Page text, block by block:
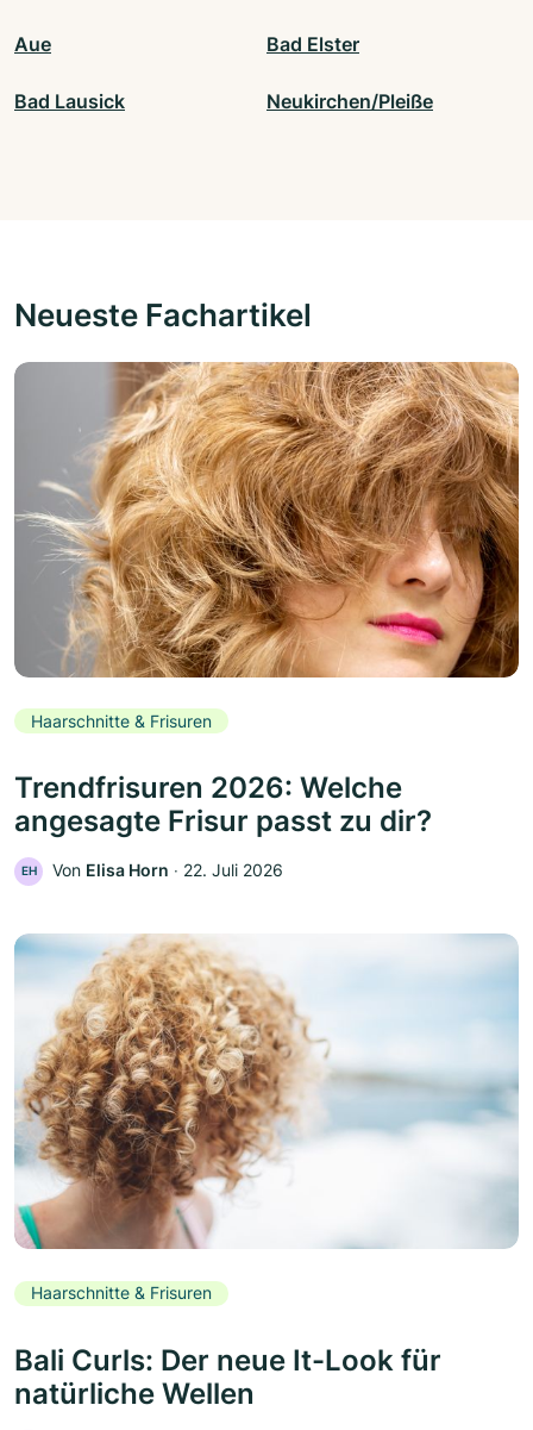
Aue Bad Elster
Bad Lausick Neukirchen/Pleiße
Neueste Fachartikel
Haarschnitte & Frisuren
Trendfrisuren 2026: Welche
angesagte Frisur passt zu dir?
EH Von Elisa Horn ‧ 22. Juli 2026
Haarschnitte & Frisuren
Bali Curls: Der neue It-Look für
natürliche Wellen